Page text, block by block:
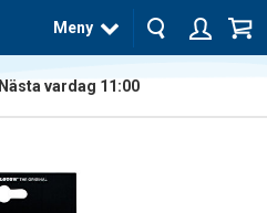
Meny
Nästa vardag 11:00